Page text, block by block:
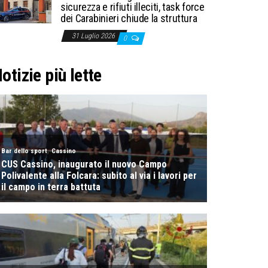
sicurezza e rifiuti illeciti, task force
dei Carabinieri chiude la struttura
31 Luglio 2026 0
più lette